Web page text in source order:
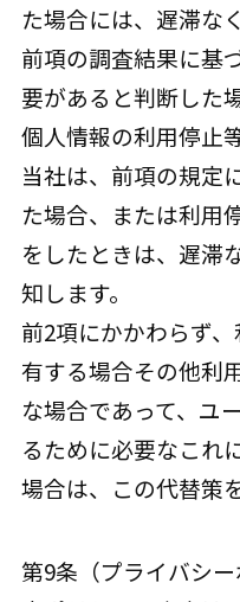
た場合には、遅滞な
前項の調査結果に基
要があると判断した
個人情報の利用停止
当社は、前項の規定
た場合、または利用
をしたときは、遅滞
知します。
前2項にかかわらず
有する場合その他利
な場合であって、ユ
るために必要なこれ
場合は、この代替策
第9条（プライバシー